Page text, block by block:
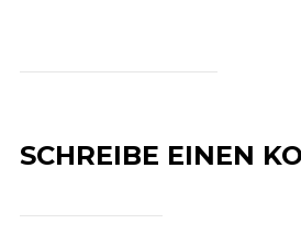
SCHREIBE EINEN